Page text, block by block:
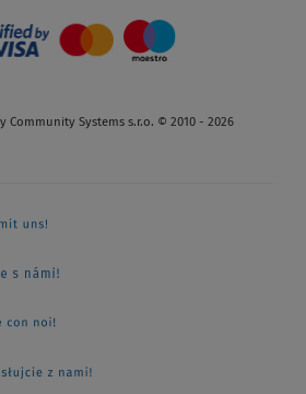
Community Systems s.r.o. © 2010 - 2026